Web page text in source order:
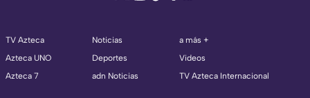
TV Azteca
Azteca UNO
Azteca 7
Noticias
Deportes
adn Noticias
a más +
Videos
TV Azteca Internacional